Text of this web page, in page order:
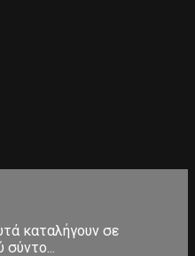
καταλήγουν σε
σύντο...